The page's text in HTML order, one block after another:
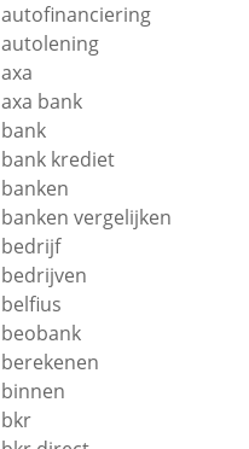
autofinanciering
autolening
axa
axa bank
bank
bank krediet
banken
banken vergelijken
bedrijf
bedrijven
belfius
beobank
berekenen
binnen
bkr